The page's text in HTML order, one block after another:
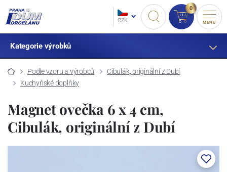
CZK
0
MENU
Kategorie výrobků
Podle vzoru a výrobců
Cibulák, originální z Dubí
Kuchyňské doplňky
Magnet ovečka 6 x 4 cm,
Cibulák, originální z Dubí